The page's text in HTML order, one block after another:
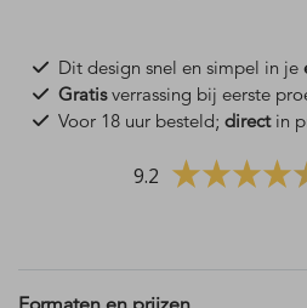
Dit design snel en simpel in je
Gratisverrassing bij eerste
Voor 18 uur besteld; directin
9.2